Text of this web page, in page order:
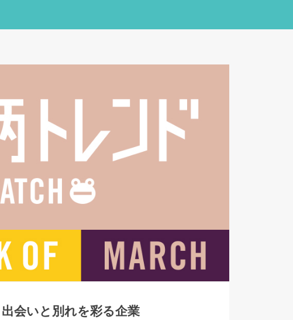
会いと別れを彩る企業